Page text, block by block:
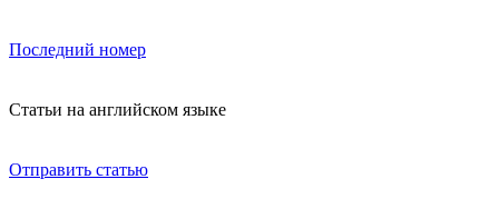
Последний номер
Статьи на английском языке
Отправить статью